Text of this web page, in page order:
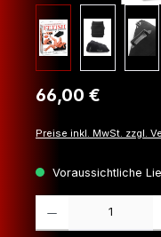
Regulärer Preis:
66,00 €
Preise inkl. MwSt. zzgl.
Voraussichtliche